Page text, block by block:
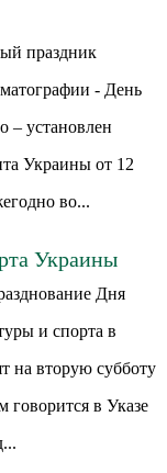
праздник
- День
– установлен
Украины от 12
во...
Украины
Дня
и спорта в
на вторую субботу
говорится в Указе